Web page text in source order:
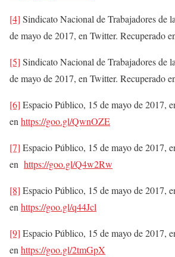
[4] Sindicato Nacional de Trabajadores de
de mayo de 2017, en Twitter. Recuperado
[5] Sindicato Nacional de Trabajadores de
de mayo de 2017, en Twitter. Recuperado
[6] Espacio Público, 15 de mayo de 2017,
enhttps://goo.gl/QwnOZE
[7] Espacio Público, 15 de mayo de 2017,
en https://goo.gl/Q4w2Rw
[8] Espacio Público, 15 de mayo de 2017,
enhttps://goo.gl/q44Jcl
[9] Espacio Público, 15 de mayo de 2017,
enhttps://goo.gl/2tmGpX